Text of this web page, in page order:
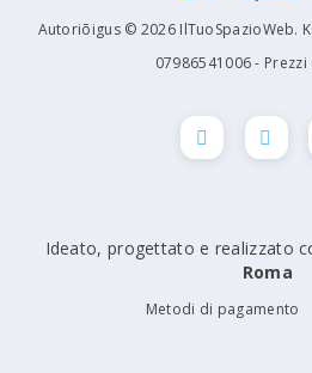
Autoriõigus © 2026 IlTuoSpazioWeb.
07986541006 - Prezzi
Ideato, progettato e realizzato
Roma
Metodi di pagamento